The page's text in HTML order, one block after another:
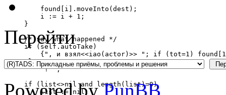
         found[i].moveInto(dest);
         i := i + 1;
     }
     /* say what happened */
     if (self.autoTake)
{", и взял<<iao(actor)>> "; if (tot=1)
     else
         "! ";
     if (list<>nil and length(list)=0)
         list := nil;
Перейти
Powered byPunBB